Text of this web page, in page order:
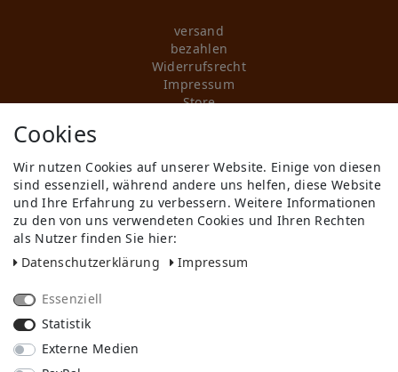
versand
bezahlen
Widerrufs­recht
Impressum
Store
Daten­schutz­erklärung
AGB
Kontakt
Retoure anmelden
Vertrag widerrufen
Mein Konto (anmelden)
Cookies
Wir nutzen Cookies auf unserer Website. Einige von diesen
sind essenziell, während andere uns helfen, diese Website
und Ihre Erfahrung zu verbessern. Weitere Informationen
zu den von uns verwendeten Cookies und Ihren Rechten
als Nutzer finden Sie hier:
Daten­schutz­erklärung
Impressum
Essenziell
Statistik
Externe Medien